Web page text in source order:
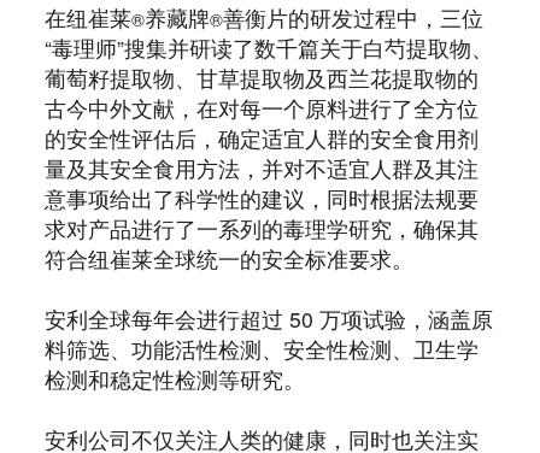
在纽崔莱®养藏牌®善衡片的研发过程中，三位
“毒理师”搜集并研读了数千篇关于白芍提取物、
葡萄籽提取物、甘草提取物及西兰花提取物的
古今中外文献，在对每一个原料进行了全方位
的安全性评估后，确定适宜人群的安全食用剂
量及其安全食用方法，并对不适宜人群及其注
意事项给出了科学性的建议，同时根据法规要
求对产品进行了一系列的毒理学研究，确保其
符合纽崔莱全球统一的安全标准要求。
安利全球每年会进行超过 50 万项试验，涵盖原
料筛选、功能活性检测、安全性检测、卫生学
检测和稳定性检测等研究。
安利公司不仅关注人类的健康，同时也关注实